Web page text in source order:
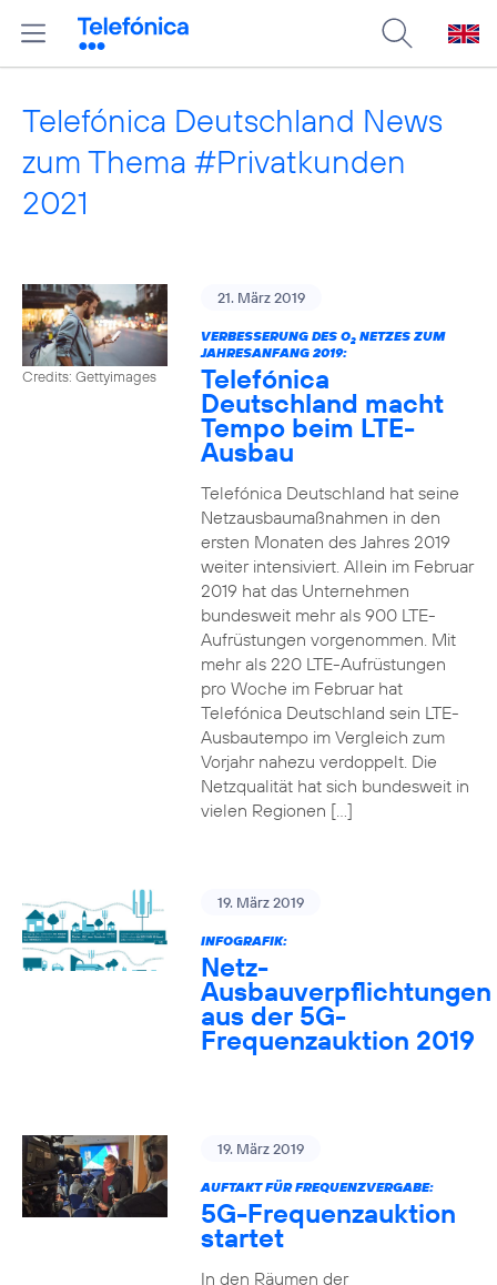
Telefónica Deutschland News
zum Thema #Privatkunden
2021
Credits: Gettyimages
21. März 2019
VERBESSERUNG DES O2NETZES ZUM
JAHRESANFANG 2019:
Telefónica
Deutschland macht
Tempo beim LTE-
Ausbau
Telefónica Deutschland hat seine
Netzausbaumaßnahmen in den
ersten Monaten des Jahres 2019
weiter intensiviert. Allein im Februar
2019 hat das Unternehmen
bundesweit mehr als 900 LTE-
Aufrüstungen vorgenommen. Mit
mehr als 220 LTE-Aufrüstungen
pro Woche im Februar hat
Telefónica Deutschland sein LTE-
Ausbautempo im Vergleich zum
Vorjahr nahezu verdoppelt. Die
Netzqualität hat sich bundesweit in
vielen Regionen […]
19. März 2019
INFOGRAFIK:
Netz-
Ausbauverpflichtungen
aus der 5G-
Frequenzauktion 2019
19. März 2019
AUFTAKT FÜR FREQUENZVERGABE:
5G-Frequenzauktion
startet
In den Räumen der